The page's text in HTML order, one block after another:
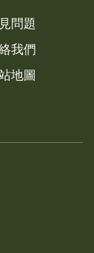
問題
我們
地圖